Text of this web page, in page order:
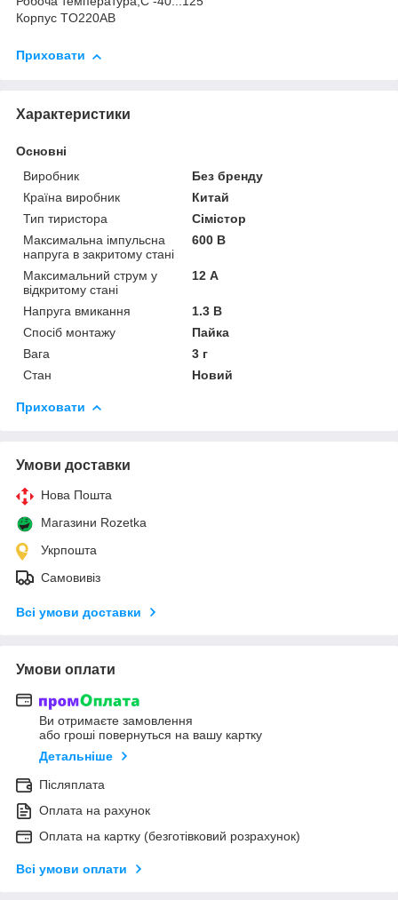
Корпус TO220AB
Приховати
Характеристики
Основні
Виробник
Без бренду
Країна виробник
Китай
Тип тиристора
Сімістор
Максимальна імпульсна
напруга в закритому стані
600 В
Максимальний струм у
відкритому стані
12 А
Напруга вмикання
1.3 В
Спосіб монтажу
Пайка
Вага
3 г
Стан
Новий
Приховати
Умови доставки
Нова Пошта
Магазини Rozetka
Укрпошта
Самовивіз
Всі умови доставки
Умови оплати
Ви отримаєте замовлення
або гроші повернуться на вашу картку
Детальніше
Післяплата
Оплата на рахунок
Оплата на картку (безготівковий розрахунок)
Всі умови оплати